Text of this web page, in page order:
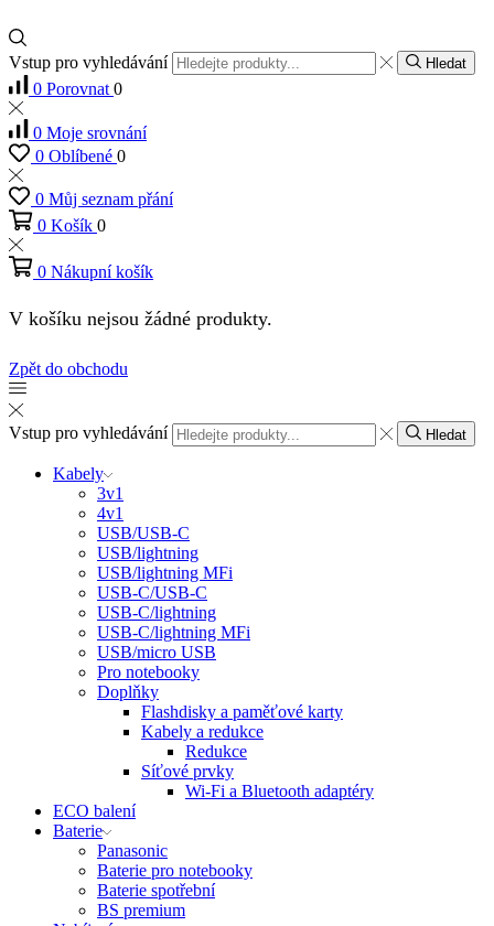
Vstup pro vyhledávání Hledat
0 Porovnat 0
0 Moje srovnání
0 Oblíbené 0
0 Můj seznam přání
0 Košík 0
0 Nákupní košík
V košíku nejsou žádné produkty.
Zpět do obchodu
Vstup pro vyhledávání Hledat
Kabely
3v1
4v1
USB/USB-C
USB/lightning
USB/lightning MFi
USB-C/USB-C
USB-C/lightning
USB-C/lightning MFi
USB/micro USB
Pro notebooky
Doplňky
Flashdisky a paměťové karty
Kabely a redukce
Redukce
Síťové prvky
Wi-Fi a Bluetooth adaptéry
ECO balení
Baterie
Panasonic
Baterie pro notebooky
Baterie spotřební
BS premium